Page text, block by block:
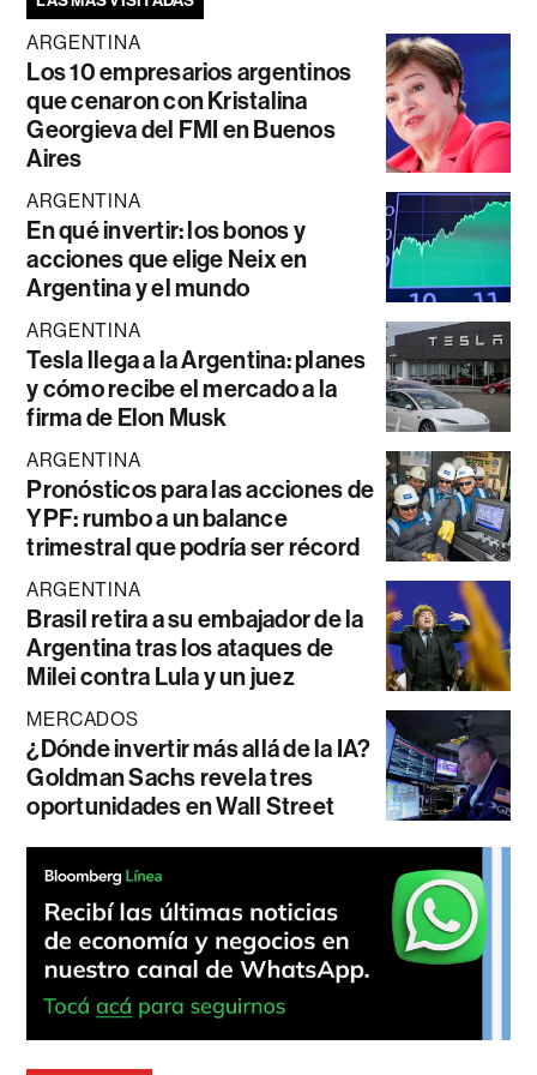
ARGENTINA
Los 10 empresarios argentinos
que cenaron con Kristalina
Georgieva del FMI en Buenos
Aires
ARGENTINA
En qué invertir: los bonos y
acciones que elige Neix en
Argentina y el mundo
ARGENTINA
Tesla llega a la Argentina: planes
y cómo recibe el mercado a la
firma de Elon Musk
ARGENTINA
Pronósticos para las acciones de
YPF: rumbo a un balance
trimestral que podría ser récord
ARGENTINA
Brasil retira a su embajador de la
Argentina tras los ataques de
Milei contra Lula y un juez
MERCADOS
¿Dónde invertir más allá de la IA?
Goldman Sachs revela tres
oportunidades en Wall Street